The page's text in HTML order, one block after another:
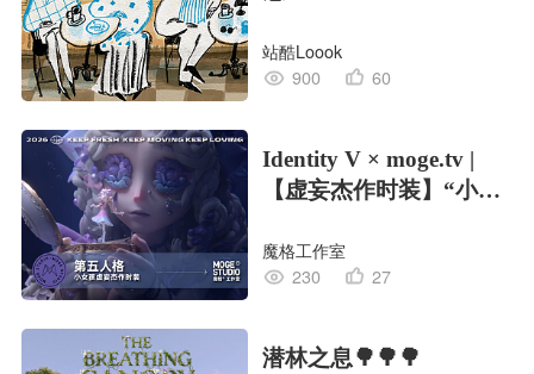
站酷Loook
900
60
Identity V × moge.tv |
【虚妄杰作时装】“小女
魔格工作室
230
27
潜林之息🌳🌳🌳